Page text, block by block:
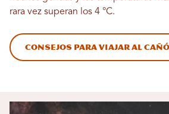
rara vez superan los 4 °C.
Consejos para viajar al